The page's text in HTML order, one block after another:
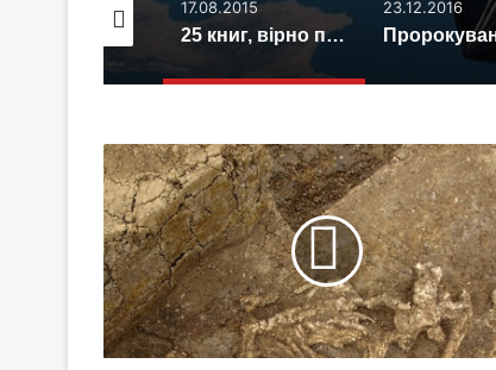
17.08.2015
25 книг, вірно передбачити майбутнє
23.12.2016
В
Ірландії
борсук
розкопав
стародавнє
поховання